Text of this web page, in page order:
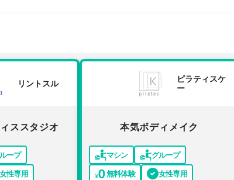
リントスル
ススタジオ
ープ
性専用
ピラティスケ
ー
本気ボディメイク
マシン
グループ
無料体験
女性専用